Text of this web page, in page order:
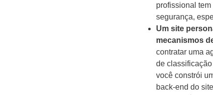
profissional
segurança,
Um site
mecanismos
contratar uma
de
você constrói
back-end do